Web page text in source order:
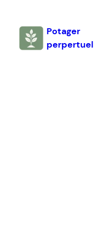
contenu
Potager
perpertuel